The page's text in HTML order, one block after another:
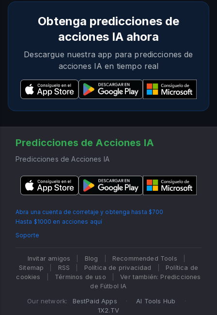
Obtenga predicciones de
acciones IA ahora
Descargue nuestra app para predicciones de
acciones IA en tiempo real
Predicciones de Acciones IA
Predicciones de Acciones IA
Abra una cuenta de corretaje y obtenga hasta $700
Hasta $1000 en acciones aquí
Soporte
Invitar amigos Blog Recommended Tools
Sitemap
RSS Política de privacidad
Política de
cookies
Términos de uso
Ver también: Predicciones
de Fútbol IA
Our network: BestPaid Apps · AI Tools Hub
·
1X2.TV